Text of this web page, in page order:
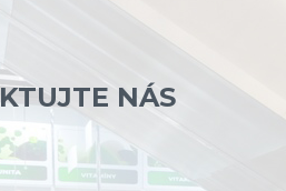
NÁS